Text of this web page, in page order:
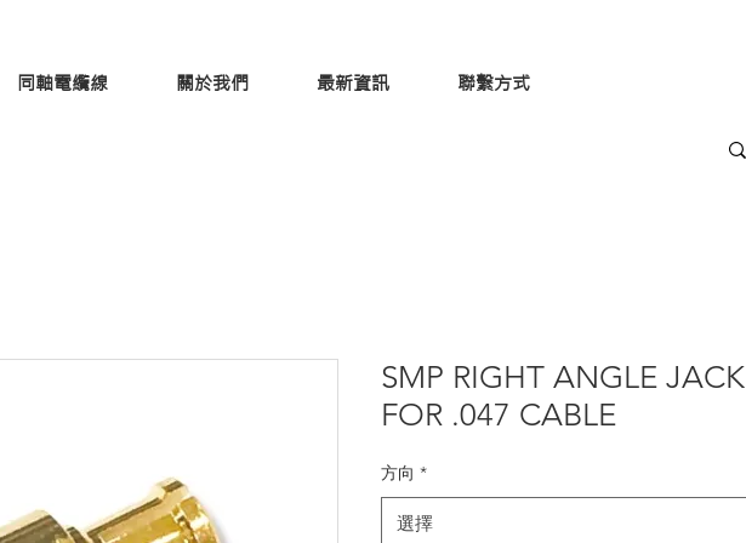
同軸電纜線 關於我們 最新資訊 聯繫方式
SMP RIGHT ANGLE JACK
FOR .047 CABLE
方向 *
選擇